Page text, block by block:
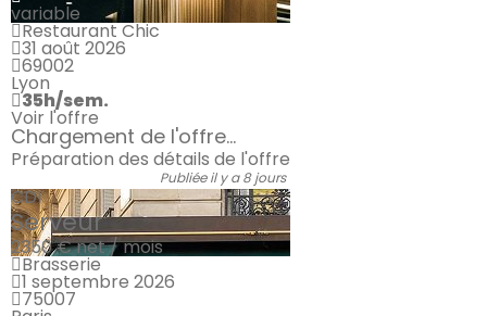
variable
Restaurant Chic
31 août 2026
69002
Lyon
35h/sem.
Voir l'offre
Chargement de l'offre...
Préparation des détails de l'offre
Publiée il y a 8 jours
CDI
Serveur
2350 €net / mois
Brasserie
1 septembre 2026
75007